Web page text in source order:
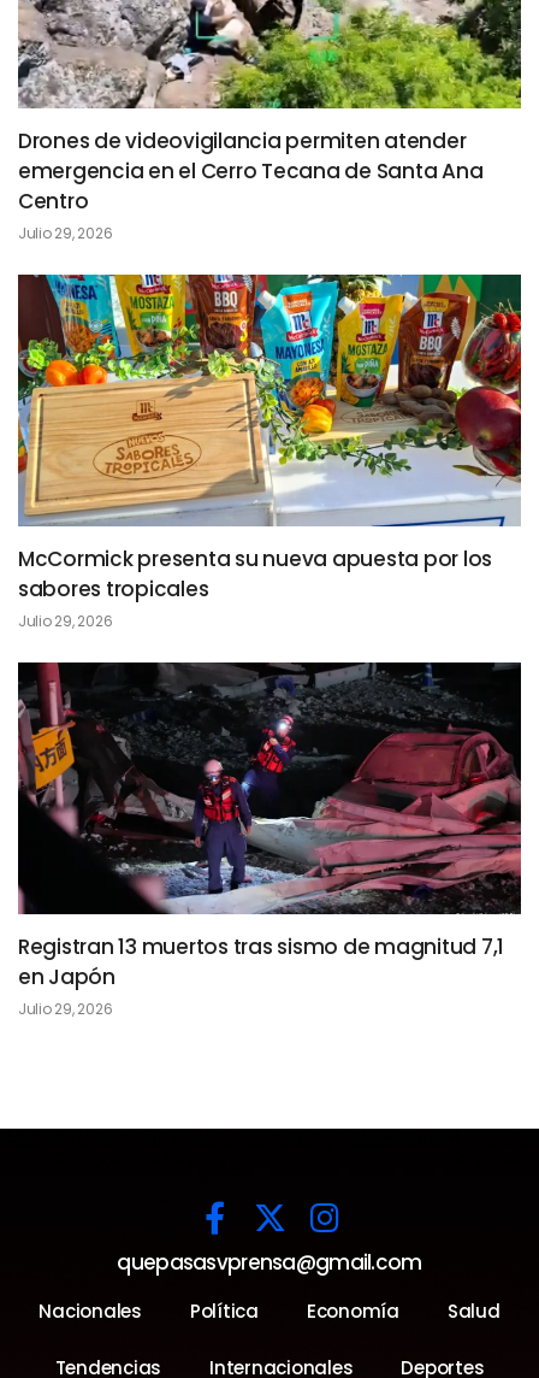
Drones de videovigilancia permiten atender
emergencia en el Cerro Tecana de Santa Ana
Centro
Julio 29, 2026
McCormick presenta su nueva apuesta por los
sabores tropicales
Julio 29, 2026
Registran 13 muertos tras sismo de magnitud 7,1
en Japón
Julio 29, 2026
quepasasvprensa@gmail.com
Nacionales Política Economía Salud
Tendencias Internacionales Deportes